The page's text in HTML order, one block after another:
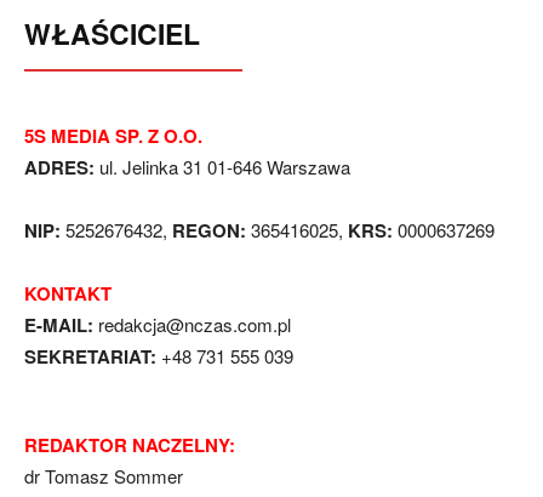
WŁAŚCICIEL
5S MEDIA SP. Z O.O.
ADRES: ul. Jelinka 31 01-646 Warszawa
NIP: 5252676432, REGON: 365416025, KRS: 0000637269
KONTAKT
E-MAIL: redakcja@nczas.com.pl
SEKRETARIAT: +48 731 555 039
REDAKTOR NACZELNY:
dr Tomasz Sommer